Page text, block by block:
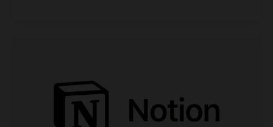
Productividad